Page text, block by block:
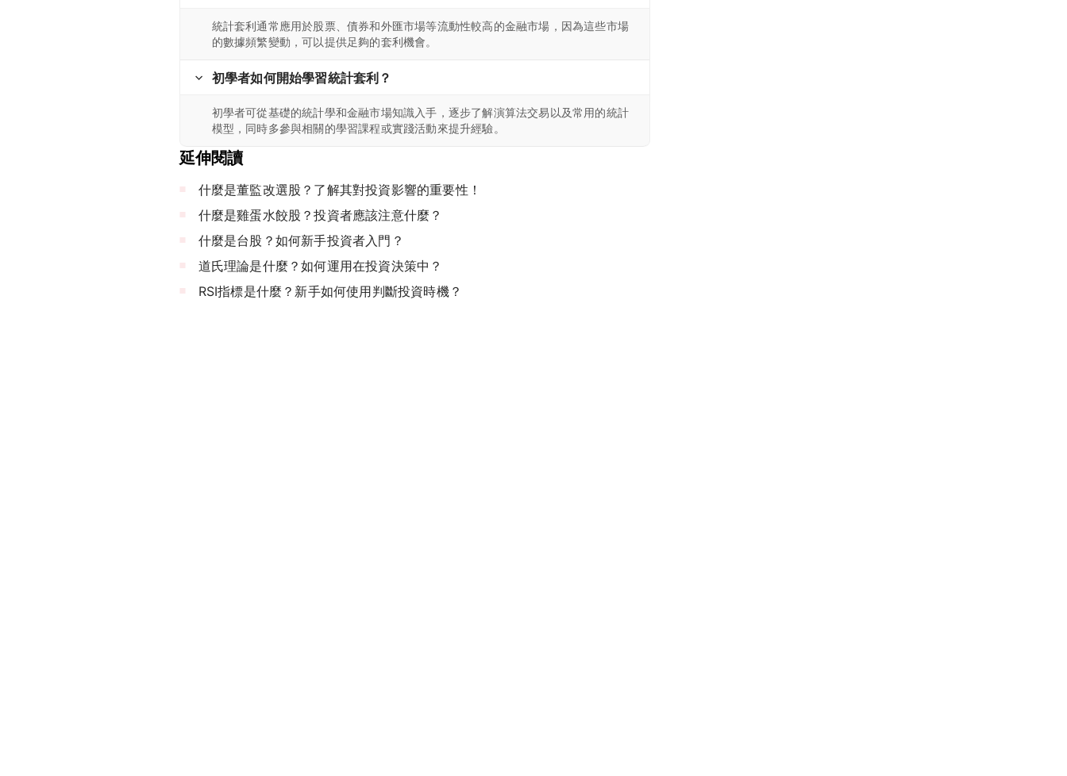
統計套利通常應用於股票、債券和外匯市場等流動性較高的金融市場，因為這些市場
的數據頻繁變動，可以提供足夠的套利機會。
初學者如何開始學習統計套利？
初學者可從基礎的統計學和金融市場知識入手，逐步了解演算法交易以及常用的統計
模型，同時多參與相關的學習課程或實踐活動來提升經驗。
延伸閱讀
什麼是董監改選股？了解其對投資影響的重要性！
什麼是雞蛋水餃股？投資者應該注意什麼？
什麼是台股？如何新手投資者入門？
道氏理論是什麼？如何運用在投資決策中？
RSI指標是什麼？新手如何使用判斷投資時機？